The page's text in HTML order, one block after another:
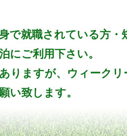
で就職されている方・
にご利用下さい。
りますが、ウィーク
い致します。